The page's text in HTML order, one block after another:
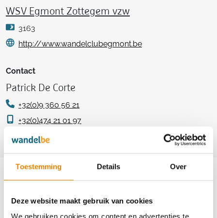
Toestemming Details Over
Deze website maakt gebruik van cookies
We gebruiken cookies om content en advertenties te
WSV Egmont Zottegem vzw
3163
http://www.wandelclubegmont.be
Contact
Patrick De Corte
+32(0)9 360 56 21
+32(0)474 21 01 97
info@wandelclubegmont.be
Aankomende wandeltochten van deze
club